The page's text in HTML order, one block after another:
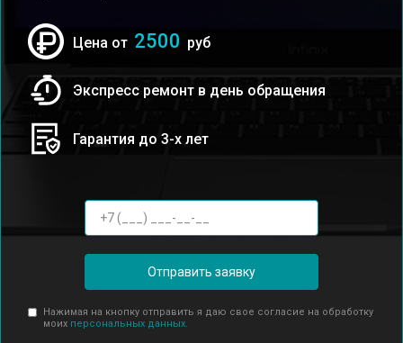
Цена от 2500 руб
Экспресс ремонт в день обращения
Гарантия до 3-х лет
Отправить заявку
Нажимая на кнопку отправить я даю свое согласие на обработку
моих персональных данных.